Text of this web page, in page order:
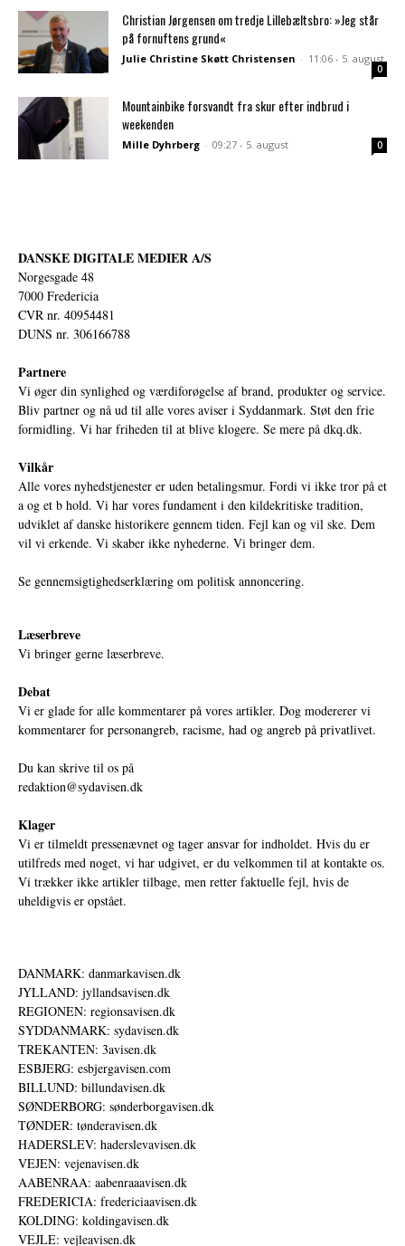
Christian Jørgensen om tredje Lillebæltsbro: »Jeg står
på fornuftens grund«
Julie Christine Skøtt Christensen - 11:06 - 5. august
0
Mountainbike forsvandt fra skur efter indbrud i
weekenden
Mille Dyhrberg - 09:27 - 5. august 0
DANSKE DIGITALE MEDIER A/S
Norgesgade 48
7000 Fredericia
CVR nr. 40954481
DUNS nr. 306166788
Partnere
Vi øger din synlighed og værdiforøgelse af brand, produkter og service.
Bliv partner og nå ud til alle vores aviser i Syddanmark. Støt den frie
formidling. Vi har friheden til at blive klogere. Se mere på dkq.dk.
Vilkår
Alle vores nyhedstjenester er uden betalingsmur. Fordi vi ikke tror på et
a og et b hold. Vi har vores fundament i den kildekritiske tradition,
udviklet af danske historikere gennem tiden. Fejl kan og vil ske. Dem
vil vi erkende. Vi skaber ikke nyhederne. Vi bringer dem.
Se gennemsigtighedserklæring om politisk annoncering.
Læserbreve
Vi bringer gerne læserbreve.
Debat
Vi er glade for alle kommentarer på vores artikler. Dog modererer vi
kommentarer for personangreb, racisme, had og angreb på privatlivet.
Du kan skrive til os på
redaktion@sydavisen.dk
Klager
Vi er tilmeldt pressenævnet og tager ansvar for indholdet. Hvis du er
utilfreds med noget, vi har udgivet, er du velkommen til at kontakte os.
Vi trækker ikke artikler tilbage, men retter faktuelle fejl, hvis de
uheldigvis er opstået.
DANMARK: danmarkavisen.dk
JYLLAND: jyllandsavisen.dk
REGIONEN: regionsavisen.dk
SYDDANMARK: sydavisen.dk
TREKANTEN: 3avisen.dk
ESBJERG: esbjergavisen.com
BILLUND: billundavisen.dk
SØNDERBORG: sønderborgavisen.dk
TØNDER: tønderavisen.dk
HADERSLEV: haderslevavisen.dk
VEJEN: vejenavisen.dk
AABENRAA: aabenraaavisen.dk
FREDERICIA: fredericiaavisen.dk
KOLDING: koldingavisen.dk
VEJLE: vejleavisen.dk